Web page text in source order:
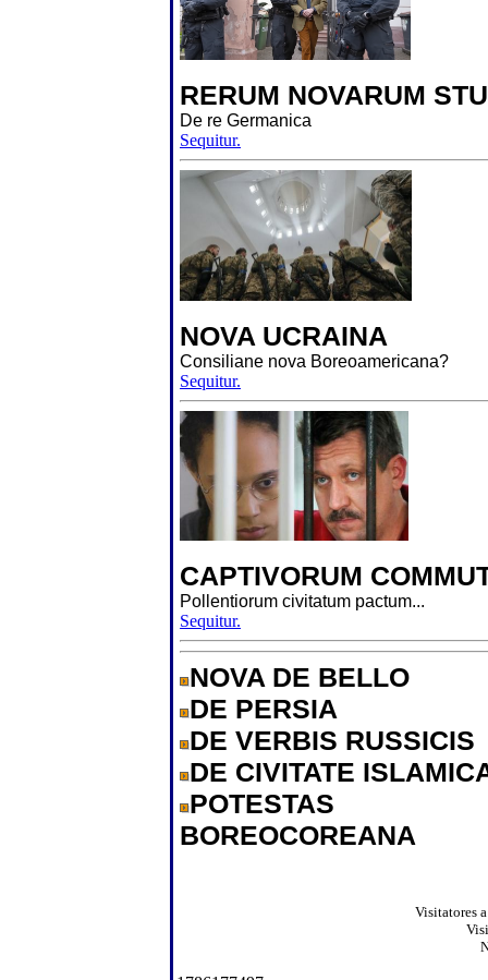
RERUM NOVARUM
De re Germanica
Sequitur.
NOVA UCRAINA
Consiliane nova Boreoamericana?
Sequitur.
CAPTIVORUM
Pollentiorum civitatum pactum...
Sequitur.
NOVA DE BELLO
DE PERSIA
DE VERBIS RUSSICIS
DE CIVITATE
POTESTAS
BOREOCOREANA
Visitatores